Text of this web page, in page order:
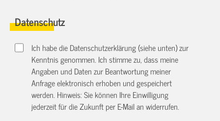
Datenschutz
Ich habe die Datenschutzerklärung (siehe unten) zur
Kenntnis genommen. Ich stimme zu, dass meine
Angaben und Daten zur Beantwortung meiner
Anfrage elektronisch erhoben und gespeichert
werden. Hinweis: Sie können Ihre Einwilligung
jederzeit für die Zukunft per E-Mail anwiderrufen.